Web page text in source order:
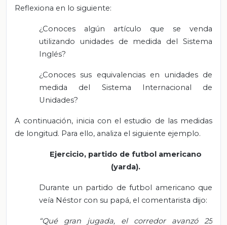
Reflexiona en lo siguiente:
¿Conoces algún artículo que se venda
utilizando unidades de medida del Sistema
Inglés?
¿Conoces sus equivalencias en unidades de
medida del Sistema Internacional de
Unidades?
A continuación, inicia con el estudio de las medidas
de longitud. Para ello, analiza el siguiente ejemplo.
Ejercicio, partido de futbol americano
(yarda).
Durante un partido de futbol americano que
veía Néstor con su papá, el comentarista dijo:
“Qué gran jugada, el corredor avanzó 25